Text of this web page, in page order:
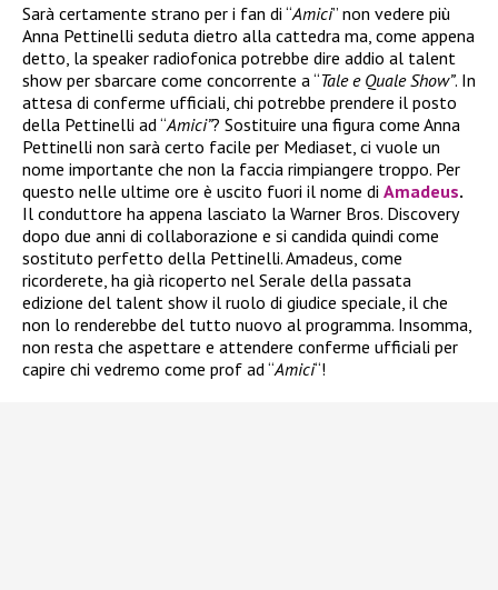
Sarà certamente strano per i fan di “Amici” non vedere più
Anna Pettinelli seduta dietro alla cattedra ma, come appena
detto, la speaker radiofonica potrebbe dire addio al talent
show per sbarcare come concorrente a “Tale e Quale Show”. In
attesa di conferme ufficiali, chi potrebbe prendere il posto
della Pettinelli ad “Amici”? Sostituire una figura come Anna
Pettinelli non sarà certo facile per Mediaset, ci vuole un
nome importante che non la faccia rimpiangere troppo. Per
questo nelle ultime ore è uscito fuori il nome di Amadeus.
Il conduttore ha appena lasciato la Warner Bros. Discovery
dopo due anni di collaborazione e si candida quindi come
sostituto perfetto della Pettinelli. Amadeus, come
ricorderete, ha già ricoperto nel Serale della passata
edizione del talent show il ruolo di giudice speciale, il che
non lo renderebbe del tutto nuovo al programma. Insomma,
non resta che aspettare e attendere conferme ufficiali per
capire chi vedremo come prof ad “Amici“!